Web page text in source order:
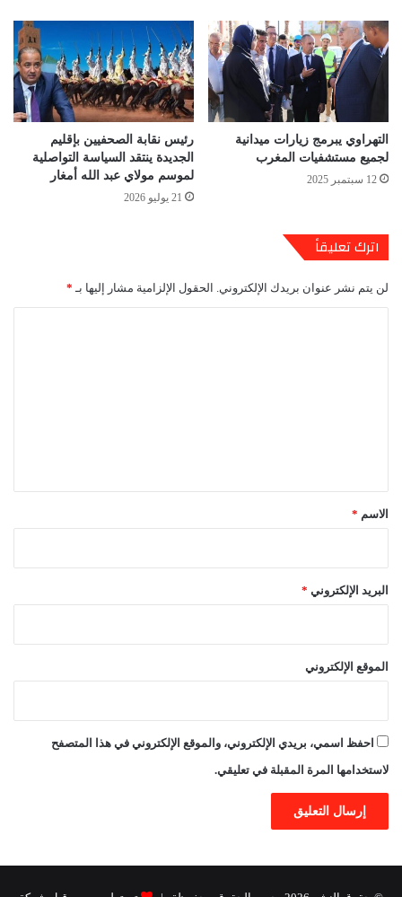
التهراوي يبرمج زيارات ميدانية
لجميع مستشفيات المغرب
12 سبتمبر 2025
رئيس نقابة الصحفيين بإقليم
الجديدة ينتقد السياسة التواصلية
لموسم مولاي عبد الله أمغار
21 يوليو 2026
اترك تعليقاً
لن يتم نشر عنوان بريدك الإلكتروني. الحقول الإلزامية مشار إليها بـ *
*الاسم *
البريد الإلكتروني *
الموقع الإلكتروني
احفظ اسمي، بريدي الإلكتروني، والموقع الإلكتروني في هذا المتصفح
لاستخدامها المرة المقبلة في تعليقي.